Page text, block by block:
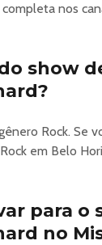
nos
show
Rock. Se
em Belo
para o
no